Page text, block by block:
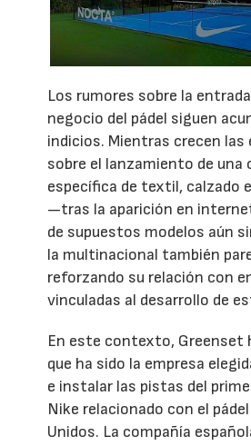
Los rumores sobre la
negocio del pádel siguen
indicios. Mientras crecen las
sobre el lanzamiento de una
específica de textil, calzado
—tras la aparición en
de supuestos modelos aún
la multinacional también
reforzando su relación con
vinculadas al desarrollo de
En este contexto, Greenset
que ha sido la empresa
e instalar las pistas del
Nike relacionado con el
Unidos. La compañía